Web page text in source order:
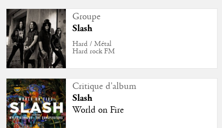
Groupe
Slash
Hard / Métal
Hard rock FM
Critique d'album
Slash
World on Fire